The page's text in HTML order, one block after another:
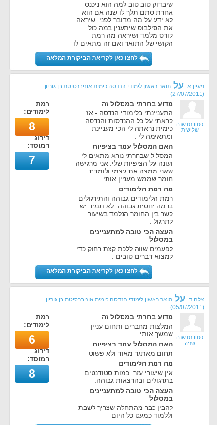
שיבדוק טוב טוב למה הוא ניכנס
אחרת סתם תלך לו שנה אם הוא
לא ידע על מה מדובר לפני. שיראה
את הסילבוס שיתענין במה כול
קורס מלמד ושיראה מה רמת
הקושי של התואר ואם זה מתאים לו
לחצו כאן לקריאת הביקורת המלאה
מעיין א. על תואר ראשון לימודי הנדסה כימית אוניברסיטת בן גוריון
(
27/07/2011
)
סטודנט שנה
שלישית
מדוע בחרתי במסלול זה
התעניינתי בלימודי הנדסה - אז
קראתי על כל ההנדסות והנדסה
כימית נראתה לי הכי מעניינת
ומתאימה לי .
האם המסלול עמד בציפיות
המסלול שבחרתי נורא מתאים לי
ועונה על הציפיות שלי. אני מרגישה
שאני ממצה את עצמי ולומדת
חומר שממש מעניין אותי.
מה רמת הלימודים
רמת הלימודים גבוהה והתירגולים
ברמה יחסית גבוהה. לא תמיד יש
קשר בין החומר הנלמד בשיעור
לתרגול .
העצה הכי טובה למתעניינים
במסלול
לפעמים שווה ללכת קצת רחוק כדי
למצוא דברים טובים .
רמת
לימודים:
8
דירוג
המוסד:
7
לחצו כאן לקריאת הביקורת המלאה
אלה ד. על תואר ראשון לימודי הנדסה כימית אוניברסיטת בן גוריון
(
05/07/2011
)
סטודנט שנה
שניה
מדוע בחרתי במסלול זה
המלצות מחברים ותחום עניין
שמשך אותי.
האם המסלול עמד בציפיות
תחום מאתגר מאוד ולא פשוט
מה רמת הלימודים
אין שיעורי עזר. כמות סטודנטים
בתרגולים ובהרצאות גבוהה.
העצה הכי טובה למתעניינים
במסלול
להבין כבר מהתחלה שצריך לשבת
וללמוד כמעט כל היום
רמת
לימודים:
6
דירוג
המוסד:
8